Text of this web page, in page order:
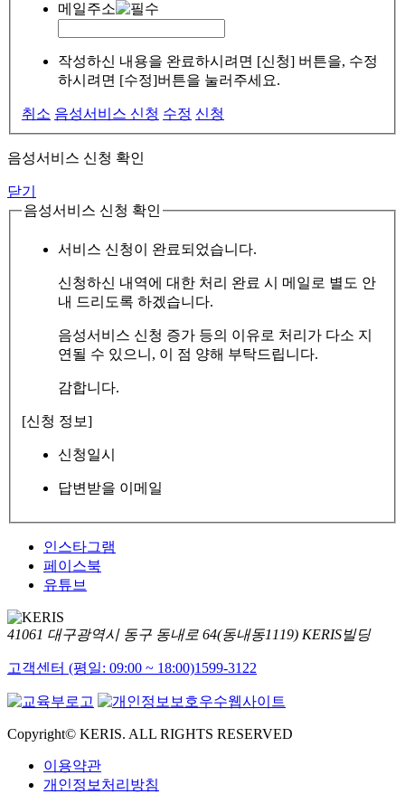
메일주소
작성하신 내용을 완료하시려면 [신청] 버튼을, 수정
하시려면 [수정]버튼을 눌러주세요.
취소 음성서비스 신청 수정 신청
음성서비스 신청 확인
닫기
음성서비스 신청 확인
서비스 신청이 완료되었습니다.
신청하신 내역에 대한 처리 완료 시 메일로 별도 안
내 드리도록 하겠습니다.
음성서비스 신청 증가 등의 이유로 처리가 다소 지
연될 수 있으니, 이 점 양해 부탁드립니다.
감합니다.
[신청 정보]
신청일시
답변받을 이메일
인스타그램
페이스북
유튜브
41061 대구광역시 동구 동내로 64(동내동1119) KERIS빌딩
고객센터 (평일: 09:00 ~ 18:00)1599-3122
Copyright© KERIS. ALL RIGHTS RESERVED
이용약관
개인정보처리방침